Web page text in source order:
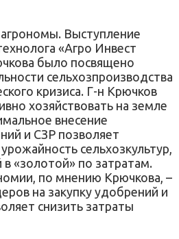
агрономы. Выступление
«Агро Инвест
было посвящено
сельхозпроизводства
кризиса. Г-н Крючков
хозяйствовать на земле
внесение
и СЗР позволяет
сельхозкультур,
«золотой» по затратам.
по мнению Крючкова, –
на закупку удобрений и
снизить затраты